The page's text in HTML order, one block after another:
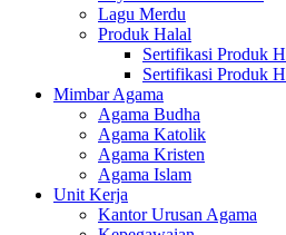
Lagu Merdu
Produk Halal
Sertifikasi Produk
Sertifikasi Produk
Mimbar Agama
Agama Budha
Agama Katolik
Agama Kristen
Agama Islam
Unit Kerja
Kantor Urusan Agama